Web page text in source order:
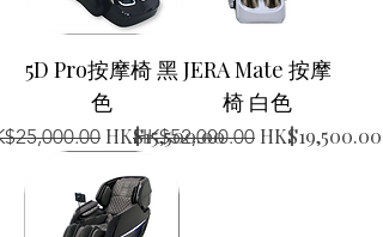
5D Pro按摩椅 黑
色
價格 促銷價格
HK$15,500.00
JERA Mate 按摩
椅 白色
一般價格
HK$52,000.00 促銷價格
HK$19,500.00